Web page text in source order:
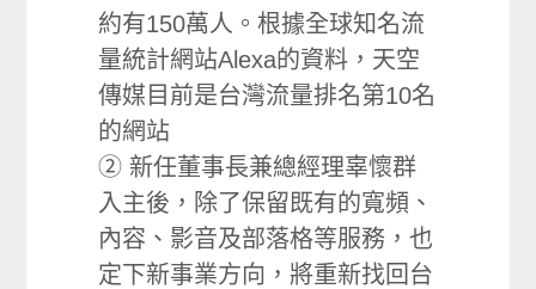
約有150萬人。根據全球知名流
量統計網站Alexa的資料，天空
傳媒目前是台灣流量排名第10名
的網站
② 新任董事長兼總經理辜懷群
入主後，除了保留既有的寬頻、
內容、影音及部落格等服務，也
定下新事業方向，將重新找回台